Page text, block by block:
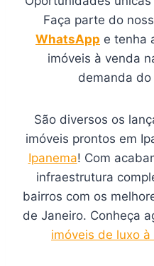
Faça parte do
WhatsApp e tenha
imóveis à venda
demanda do
São diversos os
imóveis prontos em
Ipanema! Com
infraestrutura
bairros com os
de Janeiro. Conheça
imóveis de luxo